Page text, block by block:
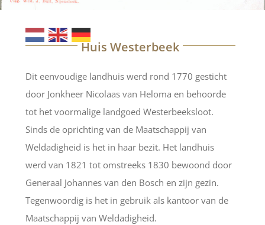
Huis Westerbeek
Dit eenvoudige landhuis werd rond 1770 gesticht
door Jonkheer Nicolaas van Heloma en behoorde
tot het voormalige landgoed Westerbeeksloot.
Sinds de oprichting van de Maatschappij van
Weldadigheid is het in haar bezit. Het landhuis
werd van 1821 tot omstreeks 1830 bewoond door
Generaal Johannes van den Bosch en zijn gezin.
Tegenwoordig is het in gebruik als kantoor van de
Maatschappij van Weldadigheid.